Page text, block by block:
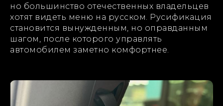
но большинство отечественных владельцев
хотят видеть меню на русском. Русификация
становится вынужденным, но оправданным
шагом, после которого управлять
автомобилем заметно комфортнее.